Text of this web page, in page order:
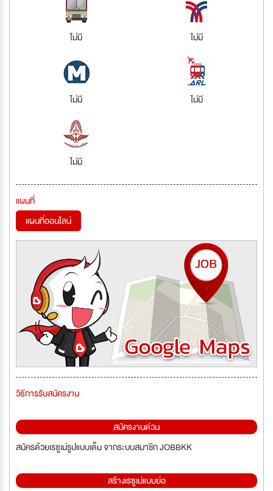
ไม่มี ไม่มี
ไม่มี ไม่มี
ไม่มี
แผนที่
แผนที่ออนไลน์
วิธีการรับสมัครงาน
สมัครงานด่วน
สมัครด้วยเรซูเม่รูปแบบเต็ม จากระบบสมาชิก JOBBKK
สร้างเรซูเม่แบบย่อ